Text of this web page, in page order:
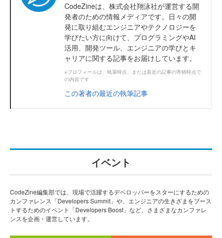
CodeZineは、株式会社翔泳社が運営する開
発者のための情報メディアです。日々の開
発に取り組むエンジニアやテクノロジーを
学びたい方に向けて、プログラミングやAI
活用、開発ツール、エンジニアの学びとキ
ャリアに関する記事をお届けしています。
※プロフィールは、執筆時点、または直近の記事の寄稿時点で
の内容です
この著者の最近の執筆記事
イベント
CodeZine編集部では、現場で活躍するデベロッパーをスターにするための
カンファレンス「Developers Summit」や、エンジニアの生きざまをブース
トするためのイベント「Developers Boost」など、さまざまなカンファレ
ンスを企画・運営しています。